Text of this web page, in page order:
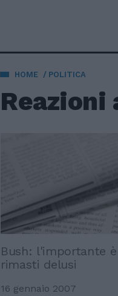
HOME POLITICA
Reazioni
Bush: l'importante
rimasti delusi
16 gennaio 2007